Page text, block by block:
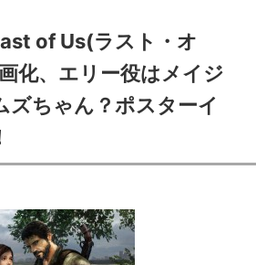
of Us(ラスト・オ
化、エリー役はメイジ
ズちゃん？ポスターイ